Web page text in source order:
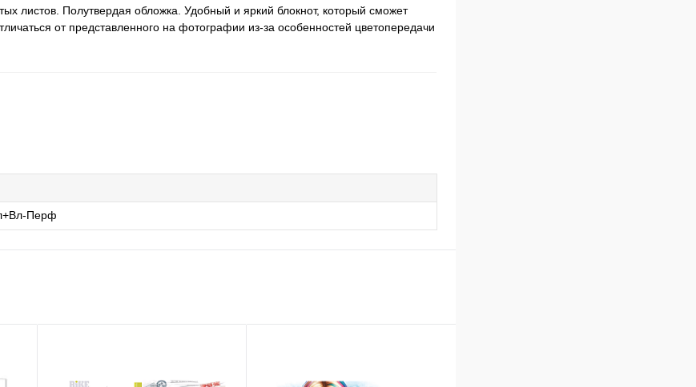
листов. Полутвердая обложка. Удобный и яркий блокнот, который сможет
от представленного на фотографии из-за особенностей цветопередачи
Перф